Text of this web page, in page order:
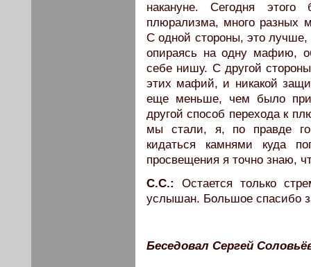
накануне. Сегодня
плюрализма, много разных
С одной стороны, это
опираясь на одну мафию,
себе нишу. С другой
этих мафий, и никакой
еще меньше, чем было при
другой способ перехода к
мы стали, я, по правде
кидаться камнями куда
просвещения я точно знаю,
С.С.:
Остается только
услышан. Большое спасибо
Беседовал Сергей